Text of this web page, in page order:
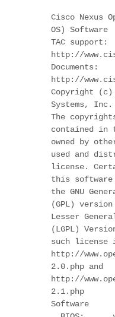
Cisco Nexus
OS) Software
TAC support:
http://
Documents:
http://
Copyright (c)
Systems,
The
contained in
owned by
used and
license.
this software
the GNU
(GPL)
Lesser
(LGPL)
such
http://
2.0.php and
http://
2.1.php
Software